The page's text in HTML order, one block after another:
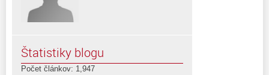
Štatistiky blogu
Počet článkov: 1,947